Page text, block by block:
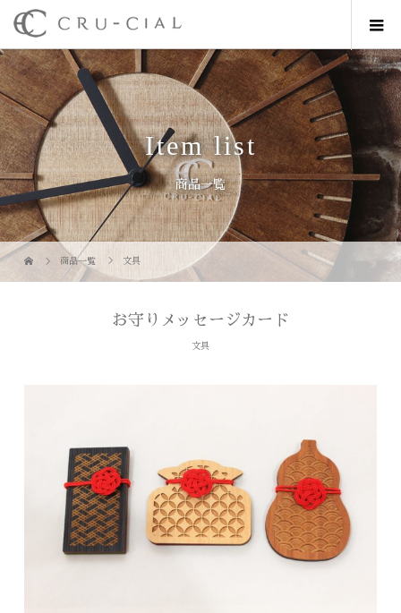
Item list
商品一覧
商品一覧 文具
お守りメッセージカード
文具